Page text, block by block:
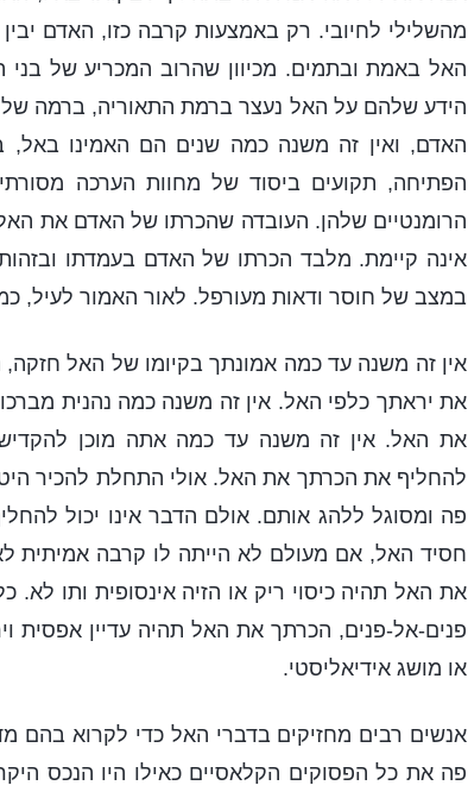
מהשלילי לחיובי. רק באמצעות קרבה כזו, האדם
האל באמת ובתמים. מכיוון שהרוב המכריע של
הידע שלהם על האל נעצר ברמת התאוריה, ברמה של
האדם, ואין זה משנה כמה שנים הם האמינו
הפתיחה, תקועים ביסוד של מחוות הערכה
הרומנטיים שלהן. העובדה שהכרתו של האדם את
אינה קיימת. מלבד הכרתו של האדם בעמדתו
במצב של חוסר ודאות מעורפל. לאור האמור לעיל,
אין זה משנה עד כמה אמונתך בקיומו של האל
את יראתך כלפי האל. אין זה משנה כמה נהנית
את האל. אין זה משנה עד כמה אתה מוכן להקדיש
להחליף את הכרתך את האל. אולי התחלת להכיר
פה ומסוגל ללהג אותם. אולם הדבר אינו יכול
חסיד האל, אם מעולם לא הייתה לו קרבה אמיתית
את האל תהיה כיסוי ריק או הזיה אינסופית ותו
פנים-אל-פנים, הכרתך את האל תהיה עדיין
או מושג אידיאליסטי.
אנשים רבים מחזיקים בדברי האל כדי לקרוא בהם
פה את כל הפסוקים הקלאסיים כאילו היו הנכס